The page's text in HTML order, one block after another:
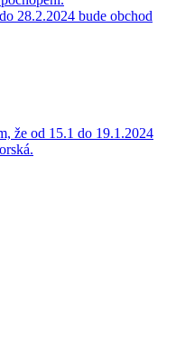
28.2.2024 bude obchod
že od 15.1 do 19.1.2024